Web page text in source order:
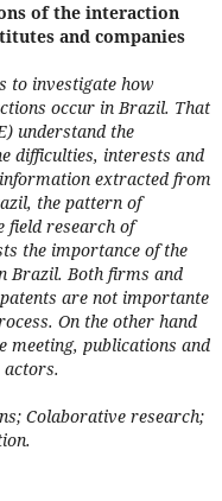
ofthe interaction
and companies
to investigate how
occur in Brazil. That
understand the
difficulties, interests and
extracted from
the pattern of
field research of
the importance of the
Brazil. Both firms and
are not importante
On the other hand
meeting, publications and
Colaborative research;